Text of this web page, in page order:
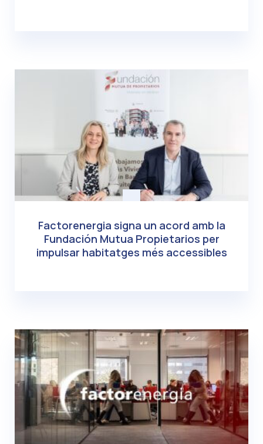
Factorenergia signa un acord amb la
Fundación Mutua Propietarios per
impulsar habitatges més accessibles